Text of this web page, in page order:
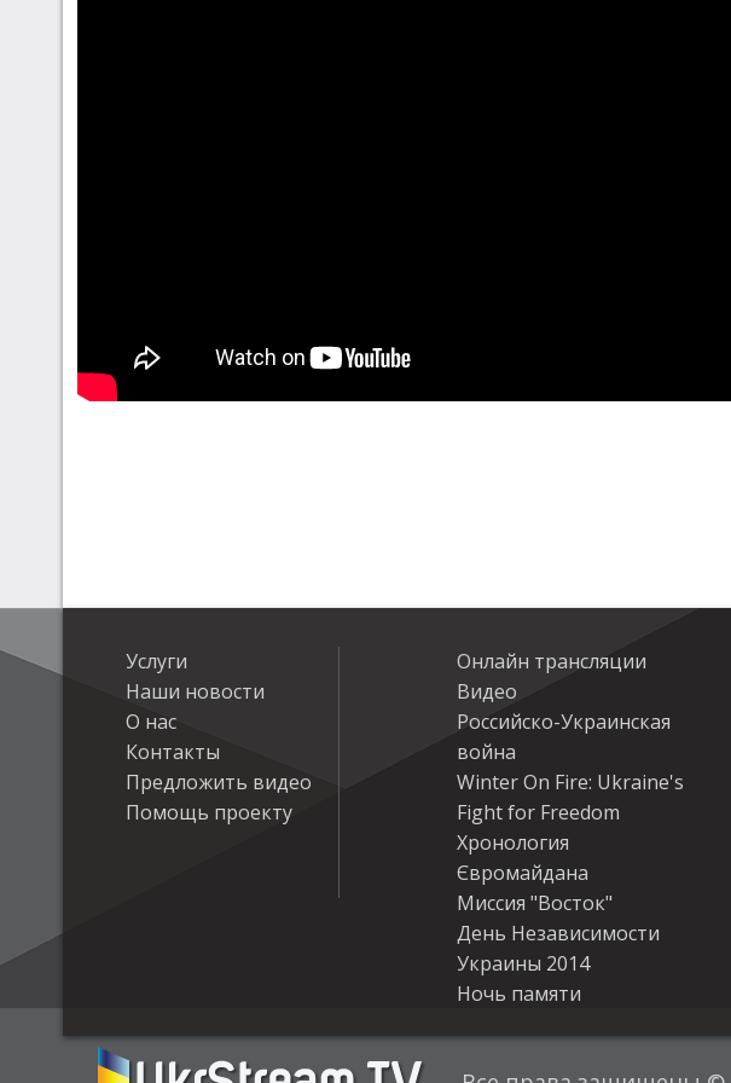
Услуги
Наши новости
О нас
Контакты
Предложить видео
Помощь проекту
Онлайн трансляции
Видео
Российско-Украинская
война
Winter On Fire: Ukraine's
Fight for Freedom
Хронология
Євромайдана
Миссия "Восток"
День Независимости
Украины 2014
Ночь памяти